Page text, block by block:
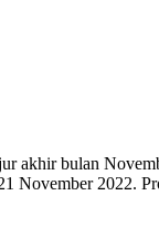
akhir bulan
November 2022.